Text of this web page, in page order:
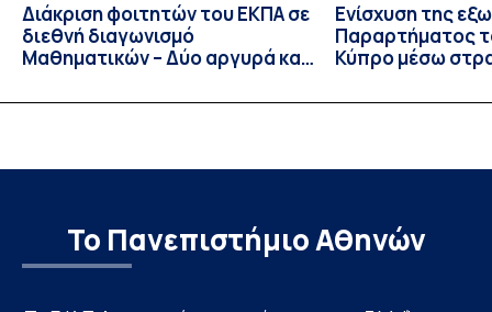
Διάκριση φοιτητών του ΕΚΠΑ σε
διεθνή διαγωνισμό
Μαθηματικών – Δύο αργυρά και
Ενίσχυση της
Παραρτήματος
Κύπρο μέσω
Το Πανεπιστήμιο Αθηνών